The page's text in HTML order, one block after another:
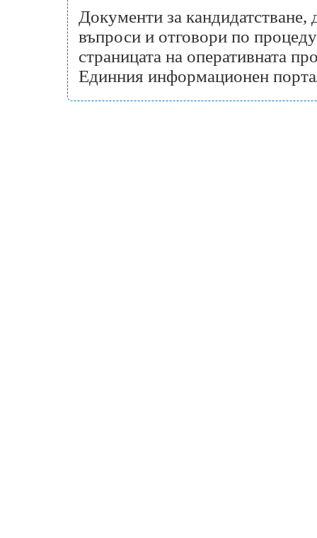
Документи за
въпроси и отговори по
страницата на оперативната
Единния информационен